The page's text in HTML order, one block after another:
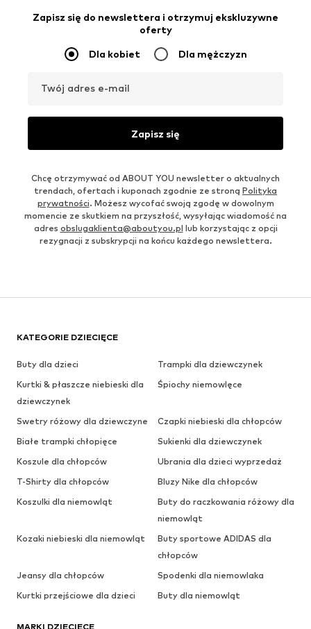
Zapisz się do newslettera i otrzymuj ekskluzywne
oferty
Dla kobiet Dla mężczyzn
Twój adres e-mail
Zapisz się
Chcę otrzymywać od ABOUT YOU newsletter o aktualnych
trendach, ofertach i kuponach zgodnie ze stroną Polityka
prywatności. Możesz wycofać swoją zgodę w dowolnym
momencie ze skutkiem na przyszłość, wysyłając wiadomość na
adres obslugaklienta@aboutyou.pl lub korzystając z opcji
rezygnacji z subskrypcji na końcu każdego newslettera.
KATEGORIE DZIECIĘCE
Buty dla dzieci
Trampki dla dziewczynek
Kurtki & płaszcze niebieski dla
dziewczynek
Śpiochy niemowlęce
Swetry różowy dla dziewczyne
Czapki niebieski dla chłopców
Białe trampki chłopięce
Sukienki dla dziewczynek
Koszule dla chłopców
Ubrania dla dzieci wyprzedaż
T-Shirty dla chłopców
Bluzy Nike dla chłopców
Koszulki dla niemowląt
Buty do raczkowania różowy dla
niemowląt
Kozaki niebieski dla niemowląt
Buty sportowe ADIDAS dla
chłopców
Jeansy dla chłopców
Spodenki dla niemowlaka
Kurtki przejściowe dla dzieci
Buty dla niemowląt
MARKI DZIECIĘCE